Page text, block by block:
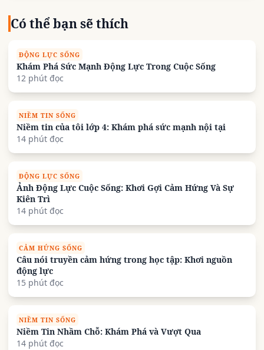
Có thể bạn sẽ thích
ĐỘNG LỰC SỐNG
Khám Phá Sức Mạnh Động Lực Trong Cuộc Sống
12 phút đọc
NIỀM TIN SỐNG
Niềm tin của tôi lớp 4: Khám phá sức mạnh nội tại
14 phút đọc
ĐỘNG LỰC SỐNG
Ảnh Động Lực Cuộc Sống: Khơi Gợi Cảm Hứng Và Sự
Kiên Trì
14 phút đọc
CẢM HỨNG SỐNG
Câu nói truyền cảm hứng trong học tập: Khơi nguồn
động lực
15 phút đọc
NIỀM TIN SỐNG
Niềm Tin Nhầm Chỗ: Khám Phá và Vượt Qua
14 phút đọc